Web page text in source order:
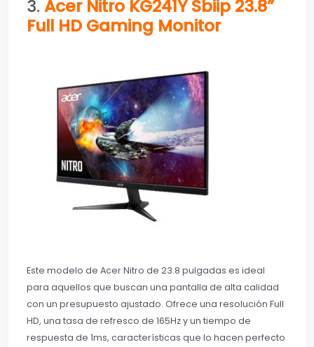
3. Acer Nitro KG241Y Sbiip 23.8”
Full HD Gaming Monitor
Este modelo de Acer Nitro de 23.8 pulgadas es ideal
para aquellos que buscan una pantalla de alta calidad
con un presupuesto ajustado. Ofrece una resolución Full
HD, una tasa de refresco de 165Hz y un tiempo de
respuesta de 1ms, características que lo hacen perfecto